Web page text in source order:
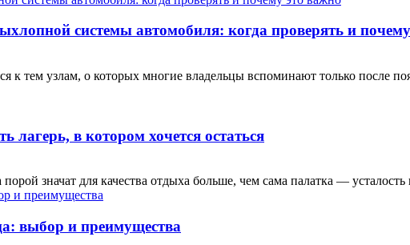
системы автомобиля: когда проверять и
к тем узлам, о которых многие владельцы вспоминают только после
лагерь, в котором хочется остаться
значат для качества отдыха больше, чем сама палатка —
выбор и преимущества